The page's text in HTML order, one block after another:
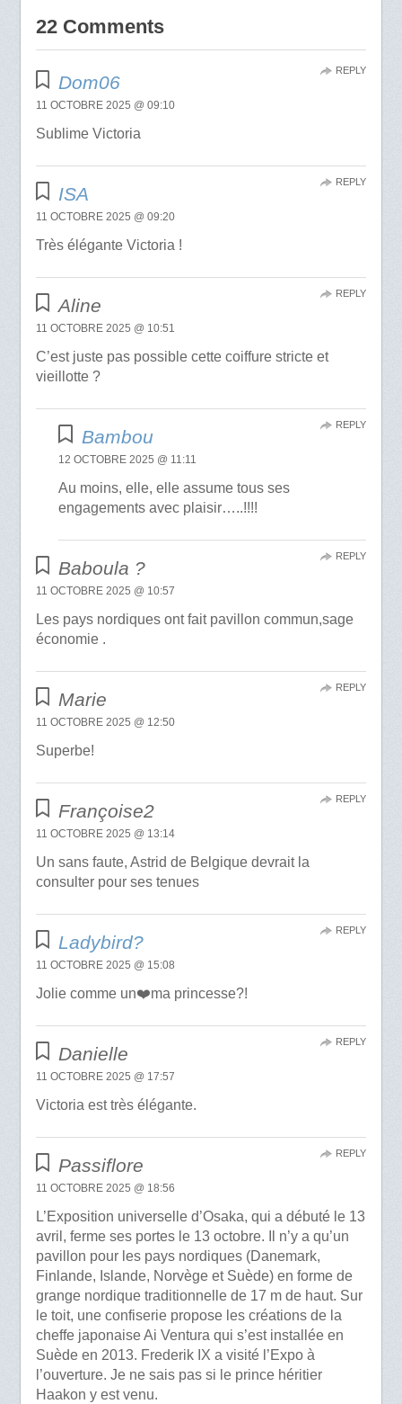
22 Comments
Dom06
11 OCTOBRE 2025 @ 09:10
Sublime Victoria
REPLY
ISA
11 OCTOBRE 2025 @ 09:20
Très élégante Victoria !
REPLY
Aline
11 OCTOBRE 2025 @ 10:51
C’est juste pas possible cette coiffure stricte et
vieillotte ?
REPLY
Bambou
12 OCTOBRE 2025 @ 11:11
Au moins, elle, elle assume tous ses
engagements avec plaisir…..!!!!
REPLY
Baboula ?
11 OCTOBRE 2025 @ 10:57
Les pays nordiques ont fait pavillon commun,sage
économie .
REPLY
Marie
11 OCTOBRE 2025 @ 12:50
Superbe!
REPLY
Françoise2
11 OCTOBRE 2025 @ 13:14
Un sans faute, Astrid de Belgique devrait la
consulter pour ses tenues
REPLY
Ladybird?
11 OCTOBRE 2025 @ 15:08
Jolie comme un❤️ma princesse?!
REPLY
Danielle
11 OCTOBRE 2025 @ 17:57
Victoria est très élégante.
REPLY
Passiflore
11 OCTOBRE 2025 @ 18:56
L’Exposition universelle d’Osaka, qui a débuté le 13
avril, ferme ses portes le 13 octobre. Il n’y a qu’un
pavillon pour les pays nordiques (Danemark,
Finlande, Islande, Norvège et Suède) en forme de
grange nordique traditionnelle de 17 m de haut. Sur
le toit, une confiserie propose les créations de la
cheffe japonaise Ai Ventura qui s’est installée en
Suède en 2013. Frederik IX a visité l’Expo à
l’ouverture. Je ne sais pas si le prince héritier
Haakon y est venu.
REPLY